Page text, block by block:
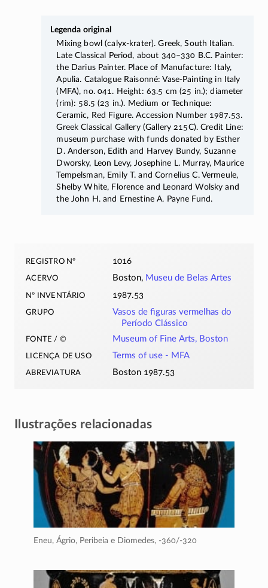
Legenda original
Mixing bowl (calyx-krater). Greek, South Italian.
Late Classical Period, about 340–330 B.C. Painter:
the Darius Painter. Place of Manufacture: Italy,
Apulia. Catalogue Raisonné: Vase-Painting in Italy
(MFA), no. 041. Height: 63.5 cm (25 in.); diameter
(rim): 58.5 (23 in.). Medium or Technique:
Ceramic, Red Figure. Accession Number 1987.53.
Greek Classical Gallery (Gallery 215C). Credit Line:
museum purchase with funds donated by Esther
D. Anderson, Edith and Harvey Bundy, Suzanne
Dworsky, Leon Levy, Josephine L. Murray, Maurice
Tempelsman, Emily T. and Cornelius C. Vermeule,
Shelby White, Florence and Leonard Wolsky and
the John H. and Ernestine A. Payne Fund.
registro nº 1016
acervo Boston, Museu de Belas Artes
nº inventário 1987.53
grupo
Vasos de figuras vermelhas do
Período Clássico
fonte / © Museum of Fine Arts, Boston
licença de uso Terms of use - MFA
abreviatura Boston 1987.53
Ilustrações relacionadas
Eneu, Ágrio, Peribeia e Diomedes, -360/-320